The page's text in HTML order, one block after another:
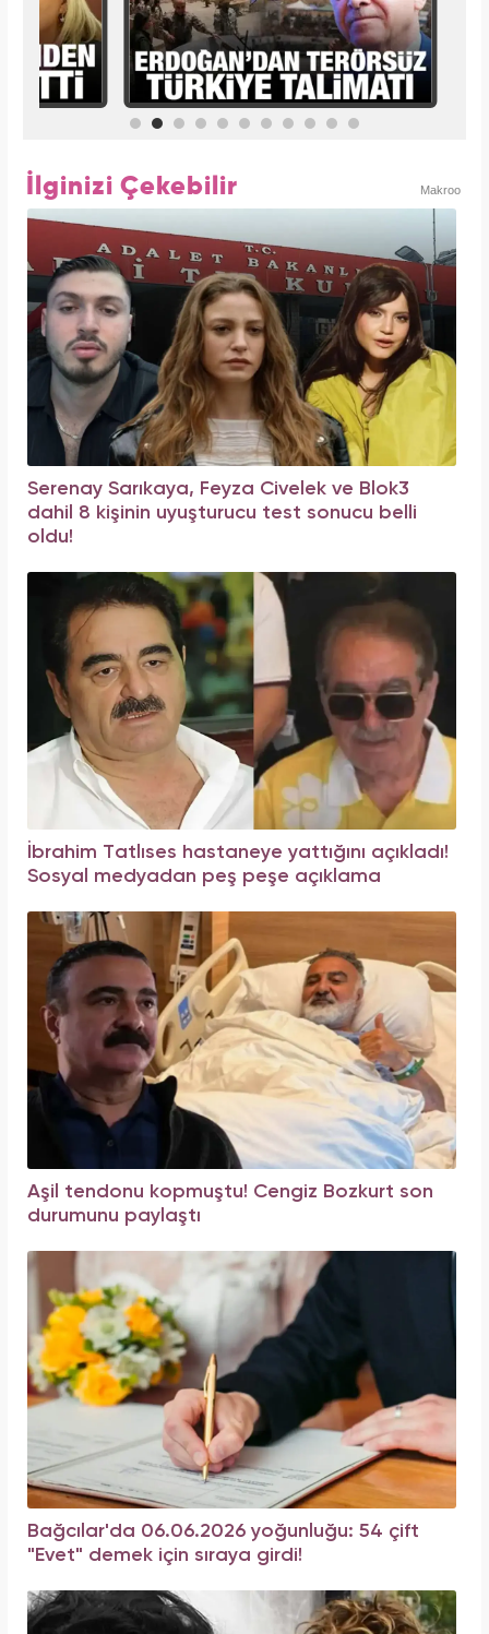
İlginizi Çekebilir Makroo
Serenay Sarıkaya, Feyza Civelek ve Blok3
dahil 8 kişinin uyuşturucu test sonucu belli
oldu!
İbrahim Tatlıses hastaneye yattığını açıkladı!
Sosyal medyadan peş peşe açıklama
Aşil tendonu kopmuştu! Cengiz Bozkurt son
durumunu paylaştı
Bağcılar'da 06.06.2026 yoğunluğu: 54 çift
"Evet" demek için sıraya girdi!